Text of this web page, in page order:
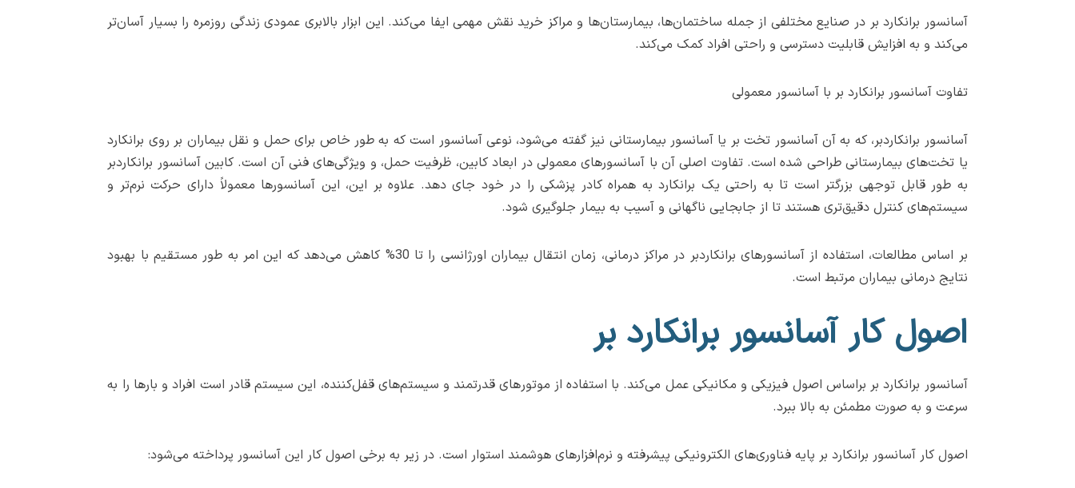
آسانسور برانکارد بر در صنایع مختلفی از جمله ساختمان‌ها، بیمارستان‌ها و مراکز خرید نقش مهمی ایفا می‌کند. این ابزار بالابری عمودی زندگی روزمره را بسیار آسان‌تر
می‌کند و به افزایش قابلیت دسترسی و راحتی افراد کمک می‌کند.
تفاوت آسانسور برانکارد بر با آسانسور معمولی
آسانسور برانکاردبر، که به آن آسانسور تخت بر یا آسانسور بیمارستانی نیز گفته می‌شود، نوعی آسانسور است که به طور خاص برای حمل و نقل بیماران بر روی برانکارد
یا تخت‌های بیمارستانی طراحی شده است. تفاوت اصلی آن با آسانسورهای معمولی در ابعاد کابین، ظرفیت حمل، و ویژگی‌های فنی آن است. کابین آسانسور برانکاردبر
به طور قابل توجهی بزرگتر است تا به راحتی یک برانکارد به همراه کادر پزشکی را در خود جای دهد. علاوه بر این، این آسانسورها معمولاً دارای حرکت نرم‌تر و
سیستم‌های کنترل دقیق‌تری هستند تا از جابجایی ناگهانی و آسیب به بیمار جلوگیری شود.
بر اساس مطالعات، استفاده از آسانسورهای برانکاردبر در مراکز درمانی، زمان انتقال بیماران اورژانسی را تا 30% کاهش می‌دهد که این امر به طور مستقیم با بهبود
نتایج درمانی بیماران مرتبط است.
اصول کار آسانسور برانکارد بر
آسانسور برانکارد بر براساس اصول فیزیکی و مکانیکی عمل می‌کند. با استفاده از موتورهای قدرتمند و سیستم‌های قفل‌کننده، این سیستم قادر است افراد و بارها را به
سرعت و به صورت مطمئن به بالا ببرد.
اصول کار آسانسور برانکارد بر پایه فناوری‌های الکترونیکی پیشرفته و نرم‌افزارهای هوشمند استوار است. در زیر به برخی اصول کار این آسانسور پرداخته می‌شود: